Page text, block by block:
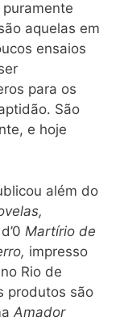
aquelas em
ensaios
para os
São
e hoje
além do
Martírio de
impresso
Rio de
produtos são
Amador